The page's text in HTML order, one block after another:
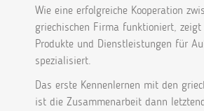
Wie eine erfolgreiche Kooperation
griechischen Firma funktioniert,
Produkte und Dienstleistungen für
spezialisiert.
Das erste Kennenlernen mit den
ist die Zusammenarbeit dann